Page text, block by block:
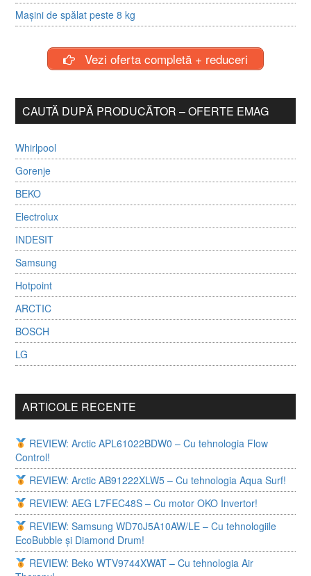
Mașini de spălat peste 8 kg
Vezi oferta completă + reduceri
CAUTĂ DUPĂ PRODUCĂTOR – OFERTE EMAG
Whirlpool
Gorenje
BEKO
Electrolux
INDESIT
Samsung
Hotpoint
ARCTIC
BOSCH
LG
ARTICOLE RECENTE
REVIEW: Arctic APL61022BDW0 – Cu tehnologia Flow
Control!
REVIEW: Arctic AB91222XLW5 – Cu tehnologia Aqua Surf!
REVIEW: AEG L7FEC48S – Cu motor OKO Invertor!
REVIEW: Samsung WD70J5A10AW/LE – Cu tehnologiile
EcoBubble și Diamond Drum!
REVIEW: Beko WTV9744XWAT – Cu tehnologia Air